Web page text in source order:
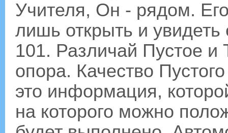
Учителя, Он - рядом.
лишь открыть и увидеть
101. Различай Пустое и
опора. Качество
это информация,
на которого можно